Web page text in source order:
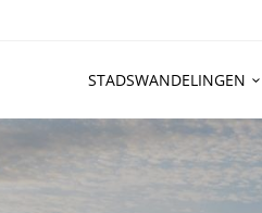
STADSWANDELINGEN